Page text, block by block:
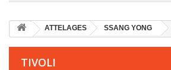
ATTELAGES SSANG YONG
TIVOLI